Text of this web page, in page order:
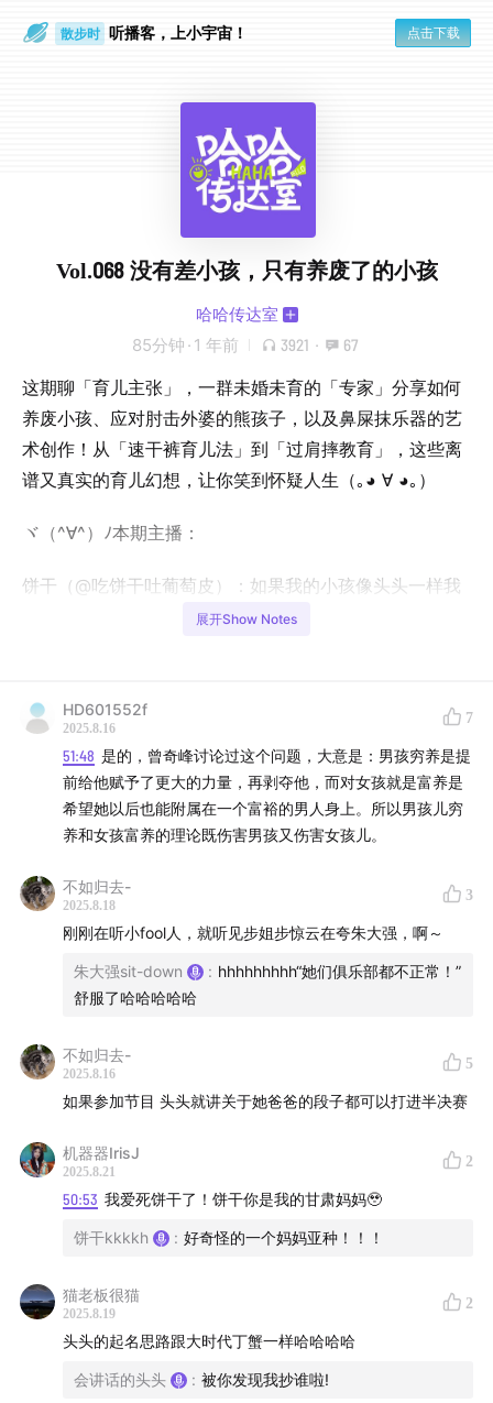
散步时 听播客，上小宇宙！ 点击下载
Vol.068 没有差小孩，只有养废了的小孩
哈哈传达室
85分钟 · 1 年前 3921 · 67
这期聊「育儿主张」，一群未婚未育的「专家」分享如何
养废小孩、应对肘击外婆的熊孩子，以及鼻屎抹乐器的艺
术创作！从「速干裤育儿法」到「过肩摔教育」，这些离
谱又真实的育儿幻想，让你笑到怀疑人生（｡◕ ∀ ◕｡）
ヾ（^∀^）ﾉ本期主播：
饼干（@吃饼干吐葡萄皮）：如果我的小孩像头头一样我
色」？立刻开除人籍！
小僵尸（@北多泊亚斯）：如果忍住不生小孩，你就不会
有一个小孩！
大强（@朱大强女士）：鼻屎堵乐器孔？让孩子自己掏回
吴杨（@吴杨瘦不回120了）：想吃肯德基请先叫我吴
ヾ（^∀^）ﾉ时间轴：
00:01:27未婚人士的幻想育儿论？当相声听就完事儿~
00:03:06人形噪音制造器诞生！头头纯化纤衣服走哪响哪
～
00:11:04 小僵尸老爸绝技：危险时刻用过肩摔，都不允许
是你们！
是两岁？！
展开Show Notes
HD601552f
2025.8.16
7
51:48 是的，曾奇峰讨论过这个问题，大意是：男孩穷养是提
前给他赋予了更大的力量，再剥夺他，而对女孩就是富养是
希望她以后也能附属在一个富裕的男人身上。所以男孩儿穷
养和女孩富养的理论既伤害男孩又伤害女孩儿。
不如归去-
2025.8.18
3
刚刚在听小fool人，就听见步姐步惊云在夸朱大强，啊～
朱大强sit-down : hhhhhhhhh“她们俱乐部都不正常！”
舒服了哈哈哈哈哈
不如归去-
2025.8.16
5
如果参加节目 头头就讲关于她爸爸的段子都可以打进半决赛
机器器IrisJ
2025.8.21
2
50:53 我爱死饼干了！饼干你是我的甘肃妈妈🥹
饼干kkkkh : 好奇怪的一个妈妈亚种！！！
猫老板很猫
2025.8.19
2
头头的起名思路跟大时代丁蟹一样哈哈哈哈
会讲话的头头 : 被你发现我抄谁啦!